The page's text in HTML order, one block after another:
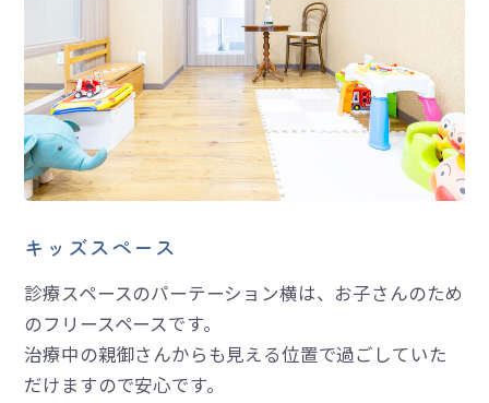
キッズスペース
診療スペースのパーテーション横は、お子さんのため
のフリースペースです。
治療中の親御さんからも見える位置で過ごしていた
だけますので安心です。